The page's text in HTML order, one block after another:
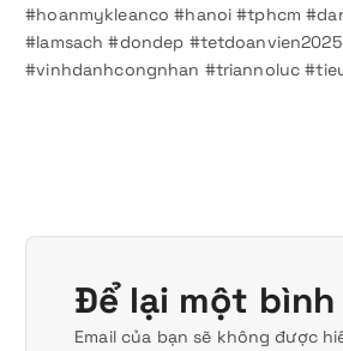
#hoanmykleanco #hanoi #tphcm
#lamsach #dondep #tetdoanvien2025
#vinhdanhcongnhan #triannoluc
Để lại một bình
Email của bạn sẽ không được